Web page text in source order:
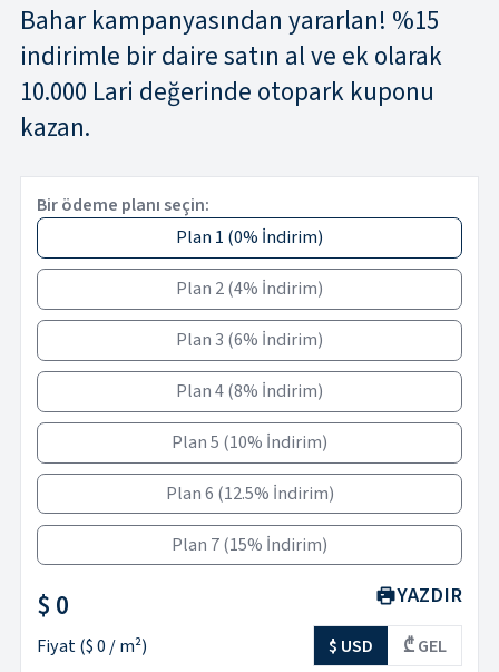
Bahar kampanyasından yararlan! %15
indirimle bir daire satın al ve ek olarak
10.000 Lari değerinde otopark kuponu
kazan.
Bir ödeme planı seçin:
Plan 1 (0% İndirim)
Plan 2(4% İndirim)
Plan 3 (6% İndirim)
Plan 4(8% İndirim)
Plan 5 (10% İndirim)
Plan 6 ( 12.5% İndirim)
Plan 7(15% İndirim)
$ 0
Fiyat($ 0 / m²)
YAZDIR
$ USD ₾ GEL